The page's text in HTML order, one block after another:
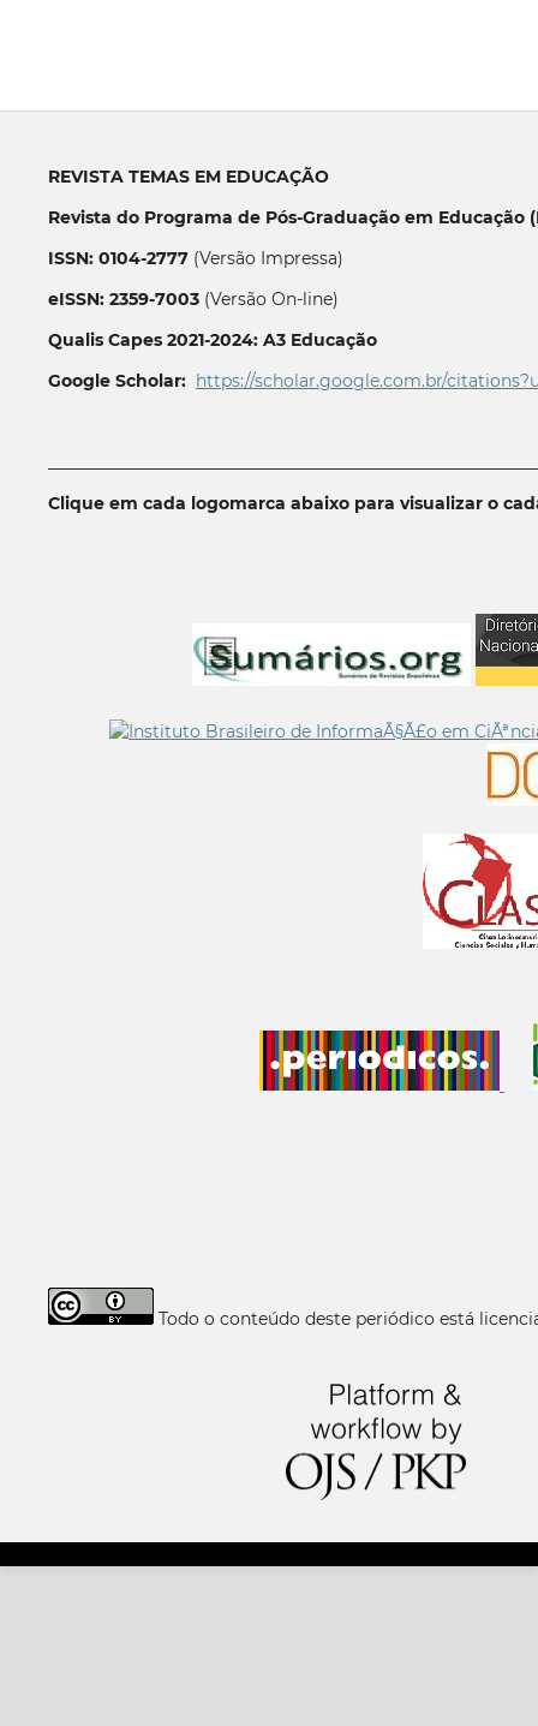
REVISTA TEMAS EM EDUCAÇÃO
Revista do Programa de Pós-Graduação em Educação
ISSN: 0104-2777(Versão Impressa)
eISSN: 2359-7003(Versão On-line)
Qualis Capes 2021-2024: A3 Educação
Google Scholar: https://scholar.google.com.br/
Clique em cada logomarca abaixo para visualizar o
Todo o conteúdo deste periódico está